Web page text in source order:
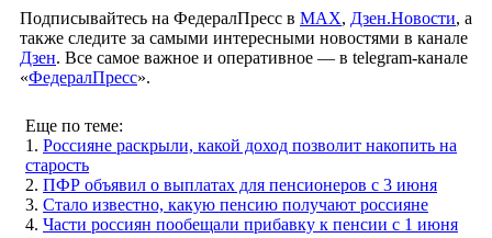
Подписывайтесь на ФедералПресс в МАХ, Дзен.Новости, а
также следите за самыми интересными новостями в канале
Дзен. Все самое важное и оперативное — в telegram-канале
«ФедералПресс».
Еще по теме:
1. Россияне раскрыли, какой доход позволит накопить на
старость
2. ПФР объявил о выплатах для пенсионеров с 3 июня
3. Стало известно, какую пенсию получают россияне
4. Части россиян пообещали прибавку к пенсии с 1 июня